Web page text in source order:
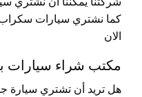
كما نشتري سيارات
الان
مكتب شراء سيارات
هل تريد أن تشتري سيارة